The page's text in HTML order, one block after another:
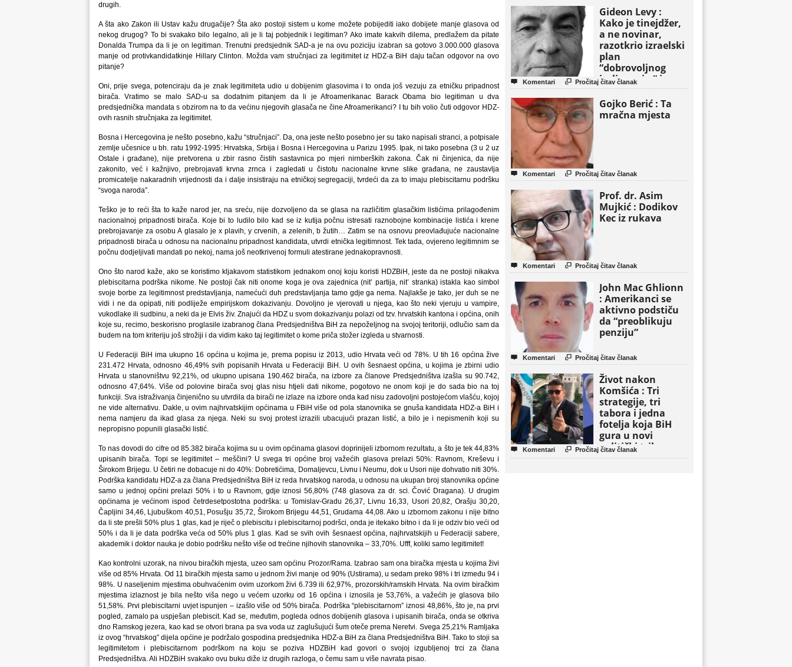
drugih.
A šta ako Zakon ili Ustav kažu drugačije? Šta ako postoji sistem u kome možete pobijediti iako dobijete manje glasova od
nekog drugog? To bi svakako bilo legalno, ali je li taj pobjednik i legitiman? Ako imate kakvih dilema, predlažem da pitate
Donalda Trumpa da li je on legitiman. Trenutni predsjednik SAD-a je na ovu poziciju izabran sa gotovo 3.000.000 glasova
manje od protivkandidatkinje Hillary Clinton. Možda vam stručnjaci za legitimitet iz HDZ-a BiH daju tačan odgovor na ovo
pitanje?
Oni, prije svega, potenciraju da je znak legitimiteta udio u dobijenim glasovima i to onda još vezuju za etničku pripadnost
birača. Vratimo se malo SAD-u sa dodatnim pitanjem da li je Afroamerikanac Barack Obama bio legitiman u dva
predsjednička mandata s obzirom na to da većinu njegovih glasača ne čine Afroamerikanci? I tu bih volio čuti odgovor HDZ-
ovih rasnih stručnjaka za legitimitet.
Bosna i Hercegovina je nešto posebno, kažu “stručnjaci”. Da, ona jeste nešto posebno jer su tako napisali stranci, a potpisale
zemlje učesnice u bh. ratu 1992-1995: Hrvatska, Srbija i Bosna i Hercegovina u Parizu 1995. Ipak, ni tako posebna (3 u 2 uz
Ostale i građane), nije pretvorena u zbir rasno čistih sastavnica po mjeri nirnberških zakona. Čak ni činjenica, da nije
zakonito, već i kažnjivo, prebrojavati krvna zrnca i zagledati u čistotu nacionalne krvne slike građana, ne zaustavlja
promicatelje nakaradnih vrijednosti da i dalje insistiraju na etničkoj segregaciji, tvrdeći da za to imaju plebiscitarnu podršku
“svoga naroda”.
Teško je to reći šta to kaže narod jer, na sreću, nije dozvoljeno da se glasa na različitim glasačkim listićima prilagođenim
nacionalnoj pripadnosti birača. Koje bi to ludilo bilo kad se iz kutija počnu istresati raznobojne kombinacije listića i krene
prebrojavanje za osobu A glasalo je x plavih, y crvenih, a zelenih, b žutih… Zatim se na osnovu preovlađujuće nacionalne
pripadnosti birača u odnosu na nacionalnu pripadnost kandidata, utvrdi etnička legitimnost. Tek tada, ovjereno legitimnim se
počnu dodjeljivati mandati po nekoj, nama još neotkrivenoj formuli atestirane jednakopravnosti.
Ono što narod kaže, ako se koristimo kljakavom statistikom jednakom onoj koju koristi HDZBiH, jeste da ne postoji nikakva
plebiscitarna podrška nikome. Ne postoji čak niti onome koga je ova zajednica (nit’ partija, nit’ stranka) istakla kao simbol
svoje borbe za legitimnost predstavljanja, namećući duh predstavljanja tamo gdje ga nema. Najlakše je tako, jer duh se ne
vidi i ne da opipati, niti podliježe empirijskom dokazivanju. Dovoljno je vjerovati u njega, kao što neki vjeruju u vampire,
vukodlake ili sudbinu, a neki da je Elvis živ. Znajući da HDZ u svom dokazivanju polazi od tzv. hrvatskih kantona i općina, onih
koje su, recimo, beskorisno proglasile izabranog člana Predsjedništva BiH za nepoželjnog na svojoj teritoriji, odlučio sam da
budem na tom kriteriju još strožiji i da vidim kako taj legitimitet o kome priča stožer izgleda u stvarnosti.
U Federaciji BiH ima ukupno 16 općina u kojima je, prema popisu iz 2013, udio Hrvata veći od 78%. U tih 16 općina žive
231.472 Hrvata, odnosno 46,49% svih popisanih Hrvata u Federaciji BiH. U ovih šesnaest općina, u kojima je zbirni udio
Hrvata u stanovništvu 92,21%, od ukupno upisana 190.462 birača, na izbore za članove Predsjedništva izašla su 90.742,
odnosno 47,64%. Više od polovine birača svoj glas nisu htjeli dati nikome, pogotovo ne onom koji je do sada bio na toj
funkciji. Sva istraživanja činjenično su utvrdila da birači ne izlaze na izbore onda kad nisu zadovoljni postojećom vlašću, kojoj
ne vide alternativu. Dakle, u ovim najhrvatskijim općinama u FBiH više od pola stanovnika se gnuša kandidata HDZ-a BiH i
nema namjeru da ikad glasa za njega. Neki su svoj protest izrazili ubacujući prazan listić, a bilo je i nepismenih koji su
nepropisno popunili glasački listić.
To nas dovodi do cifre od 85.382 birača kojima su u ovim općinama glasovi doprinijeli izbornom rezultatu, a što je tek 44,83%
upisanih birača. Topi se legitimitet – meščini? U svega tri općine broj važećih glasova prelazi 50%: Ravnom, Kreševu i
Širokom Brijegu. U četiri ne dobacuje ni do 40%: Dobretićima, Domaljevcu, Livnu i Neumu, dok u Usori nije dohvatio niti 30%.
Podrška kandidatu HDZ-a za člana Predsjedništva BiH iz reda hrvatskog naroda, u odnosu na ukupan broj stanovnika općine
samo u jednoj općini prelazi 50% i to u Ravnom, gdje iznosi 56,80% (748 glasova za dr. sci. Čović Dragana). U drugim
općinama je većinom ispod četrdesetpostotna podrška: u Tomislav-Gradu 26,37, Livnu 16,33, Usori 20,82, Orašju 30,20,
Čapljini 34,46, Ljubuškom 40,51, Posušju 35,72, Širokom Brijegu 44,51, Grudama 44,08. Ako u izbornom zakonu i nije bitno
da li ste prešli 50% plus 1 glas, kad je riječ o plebiscitu i plebiscitarnoj podršci, onda je itekako bitno i da li je odziv bio veći od
50% i da li je data podrška veća od 50% plus 1 glas. Kad se svih ovih šesnaest općina, najhrvatskijih u Federaciji sabere,
akademik i doktor nauka je dobio podršku nešto više od trećine njihovih stanovnika – 33,70%. Ufff, koliki samo legitimitet!
Kao kontrolni uzorak, na nivou biračkih mjesta, uzeo sam općinu Prozor/Rama. Izabrao sam ona biračka mjesta u kojima živi
više od 85% Hrvata. Od 11 biračkih mjesta samo u jednom živi manje od 90% (Ustirama), u sedam preko 98% i tri između 94 i
98%. U naseljenim mjestima obuhvaćenim ovim uzorkom živi 6.739 ili 62,97%, prozorskih/ramskih Hrvata. Na ovim biračkim
mjestima izlaznost je bila nešto viša nego u većem uzorku od 16 općina i iznosila je 53,76%, a važećih je glasova bilo
51,58%. Prvi plebiscitarni uvjet ispunjen – izašlo više od 50% birača. Podrška “plebiscitarnom” iznosi 48,86%, što je, na prvi
pogled, zamalo pa uspješan plebiscit. Kad se, međutim, pogleda odnos dobijenih glasova i upisanih birača, onda se otkriva
dno Ramskog jezera, kao kad se otvori brana pa sva voda uz zaglušujući šum oteče prema Neretvi. Svega 25,21% Ramljaka
iz ovog “hrvatskog” dijela općine je podržalo gospodina predsjednika HDZ-a BiH za člana Predsjedništva BiH. Tako to stoji sa
legitimitetom i plebiscitarnom podrškom na koju se poziva HDZBiH kad govori o svojoj izgubljenoj trci za člana
Predsjedništva. Ali HDZBiH svakako ovu buku diže iz drugih razloga, o čemu sam u više navrata pisao.
Gideon Levy :
Kako je tinejdžer,
a ne novinar,
razotkrio izraelski
plan
“dobrovoljnog
iseljavanja ” iz
Gaze
 Komentari  Pročitaj čitav članak
Gojko Berić : Ta
mračna mjesta
 Komentari  Pročitaj čitav članak
Prof. dr. Asim
Mujkić : Dodikov
Kec iz rukava
 Komentari  Pročitaj čitav članak
John Mac Ghlionn
: Amerikanci se
aktivno podstiču
da “preoblikuju
penziju”
 Komentari  Pročitaj čitav članak
Život nakon
Komšića : Tri
strategije, tri
tabora i jedna
fotelja koja BiH
gura u novi
politički triler
 Komentari  Pročitaj čitav članak